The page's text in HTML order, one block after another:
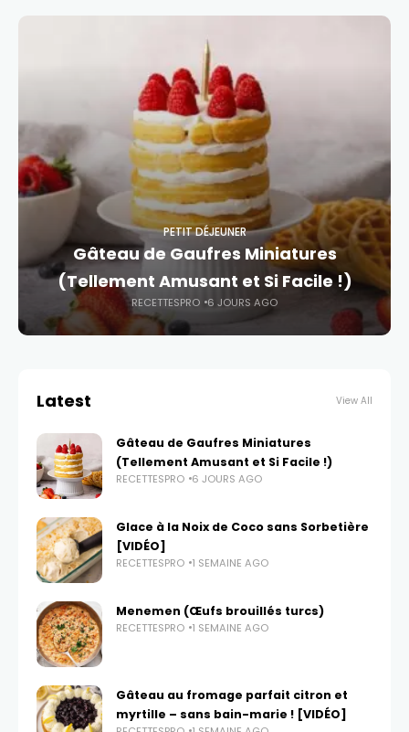
PETIT DÉJEUNER
Gâteau de Gaufres Miniatures
(Tellement Amusant et Si Facile !)
RECETTESPRO 6 JOURS AGO
Latest View All
Gâteau de Gaufres Miniatures
(Tellement Amusant et Si Facile !)
RECETTESPRO 6 JOURS AGO
Glace à la Noix de Coco sans Sorbetière
[VIDÉO]
RECETTESPRO 1 SEMAINE AGO
Menemen (Œufs brouillés turcs)
RECETTESPRO 1 SEMAINE AGO
Gâteau au fromage parfait citron et
myrtille – sans bain-marie ! [VIDÉO]